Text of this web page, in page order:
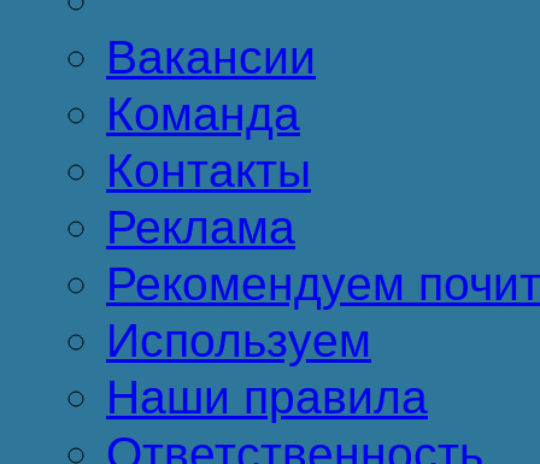
Вакансии
Команда
Контакты
Реклама
Рекомендуем
Используем
Наши правила